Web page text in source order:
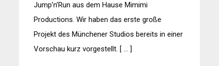
Jump’n’Run aus dem Hause Mimimi
Productions. Wir haben das erste große
Projekt des Münchener Studios bereits in einer
Vorschau kurz vorgestellt. [ … ]